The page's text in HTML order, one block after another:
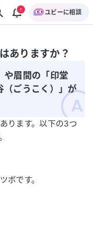
ユビーに相談
ありますか？
や眉間の「印堂
（ごうこく）」が
ります。以下の3つ
ボです。